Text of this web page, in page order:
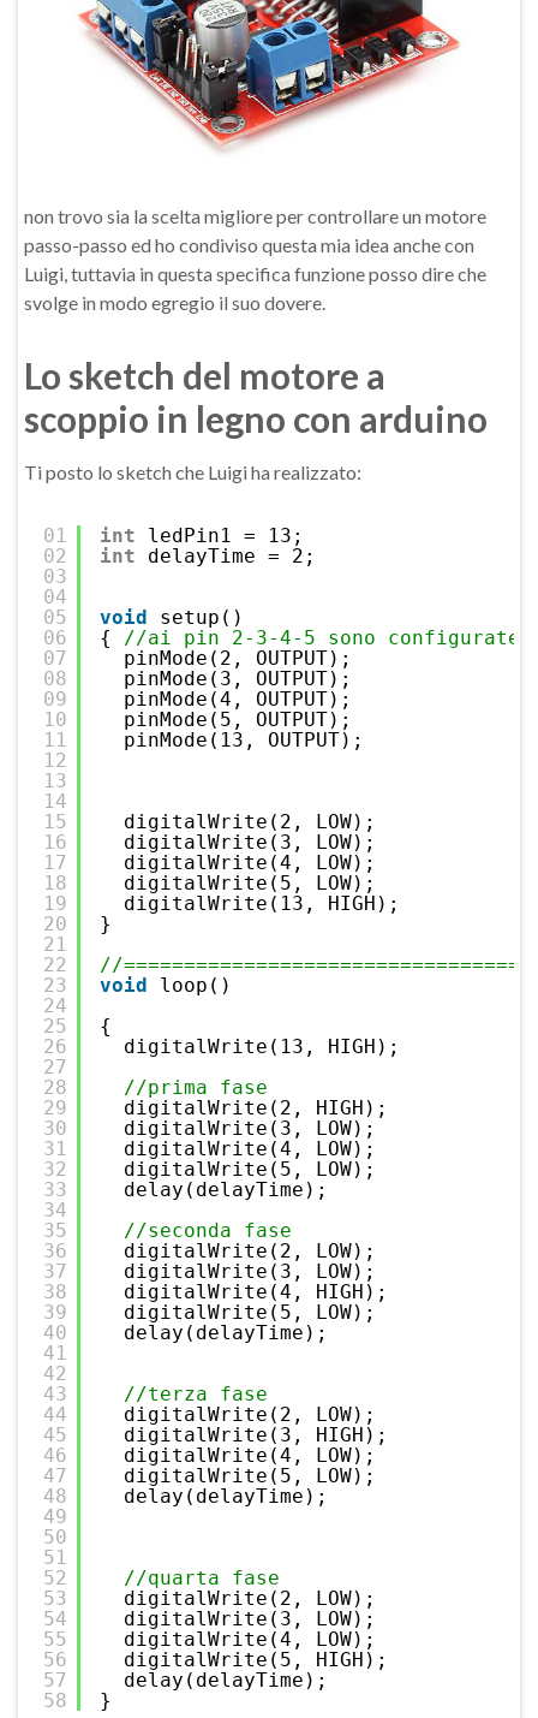
non trovo sia la scelta migliore per controllare un motore
passo-passo ed ho condiviso questa mia idea anche con
Luigi, tuttavia in questa specifica funzione posso dire che
svolge in modo egregio il suo dovere.
Lo sketch del motore a
scoppio in legno con arduino
Ti posto lo sketch che Luigi ha realizzato:
01
02
03
04
05
06
07
08
09
10
11
12
13
14
15
16
17
18
19
20
21
22
23
24
25
26
27
28
29
30
31
32
33
34
35
36
37
38
39
40
41
42
43
44
45
46
47
48
49
50
51
52
53
54
55
56
57
58
int
ledPin1 = 13;
int
delayTime = 2;
void
setup()
{ //ai pin 2-3-4-5 sono configurate
pinMode(2, OUTPUT);
pinMode(3, OUTPUT);
pinMode(4, OUTPUT);
pinMode(5, OUTPUT);
pinMode(13, OUTPUT);
digitalWrite(2, LOW);
digitalWrite(3, LOW);
digitalWrite(4, LOW);
digitalWrite(5, LOW);
digitalWrite(13, HIGH);
}
//
void
loop()
{
digitalWrite(13,
//prima fase
digitalWrite(2, HIGH);
digitalWrite(3, LOW);
digitalWrite(4, LOW);
digitalWrite(5, LOW);
delay(delayTime);
//seconda fase
digitalWrite(2, LOW);
digitalWrite(3, LOW);
digitalWrite(4, HIGH);
digitalWrite(5, LOW);
delay(delayTime);
//terza fase
digitalWrite(2, LOW);
digitalWrite(3, HIGH);
digitalWrite(4, LOW);
digitalWrite(5, LOW);
delay(delayTime);
//quarta fase
digitalWrite(2, LOW);
digitalWrite(3, LOW);
digitalWrite(4, LOW);
digitalWrite(5, HIGH);
delay(delayTime);
}